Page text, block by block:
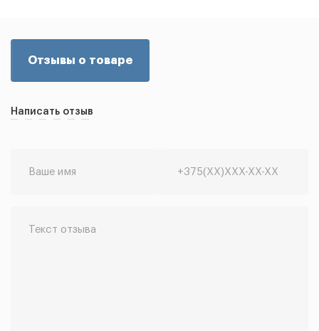
Отзывы о товаре
Написать отзыв